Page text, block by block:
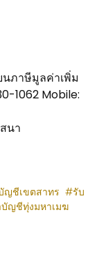
ภาษีมูลค่าเพิ่ม
1062 Mobile:
นา
ญชีเขตสาทร
รับ
ญชีทุ่งมหาเมฆ